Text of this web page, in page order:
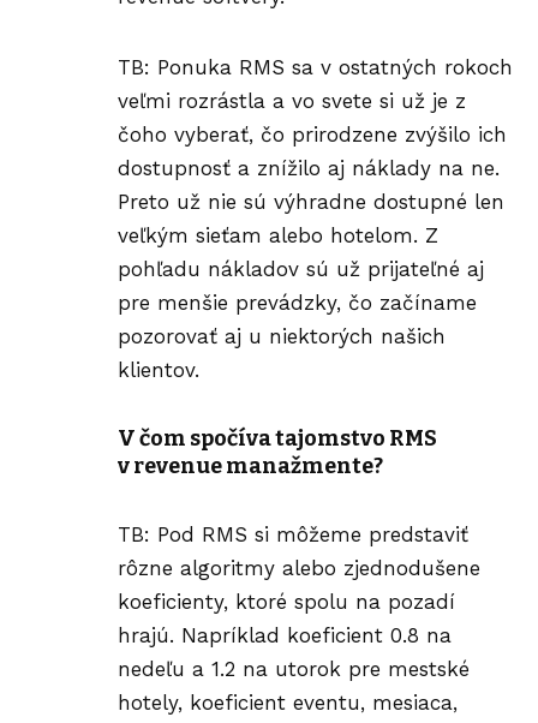
TB: Ponuka RMS sa v ostatných rokoch
veľmi rozrástla a vo svete si už je z
čoho vyberať, čo prirodzene zvýšilo ich
dostupnosť a znížilo aj náklady na ne.
Preto už nie sú výhradne dostupné len
veľkým sieťam alebo hotelom. Z
pohľadu nákladov sú už prijateľné aj
pre menšie prevádzky, čo začíname
pozorovať aj u niektorých našich
klientov.
V čom spočíva tajomstvo RMS
v revenue manažmente?
TB: Pod RMS si môžeme predstaviť
rôzne algoritmy alebo zjednodušene
koeficienty, ktoré spolu na pozadí
hrajú. Napríklad koeficient 0.8 na
nedeľu a 1.2 na utorok pre mestské
hotely, koeficient eventu, mesiaca,